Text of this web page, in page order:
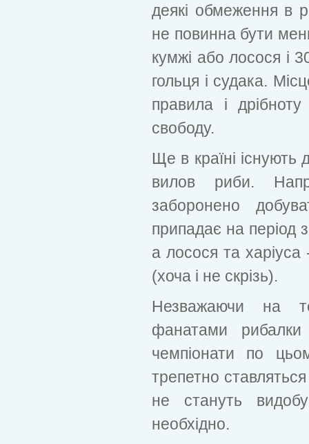
деякі обмеження в
не повинна бути
кумжі або лосося і
гольця і ​​судака.
правила і
свободу.
Ще в країні існують
вилов риби.
заборонено
припадає на період
а лосося та
(хоча і не скрізь).
Незважаючи на
фанатами рибалки
чемпіонати по
трепетно
не стануть
необхідно.